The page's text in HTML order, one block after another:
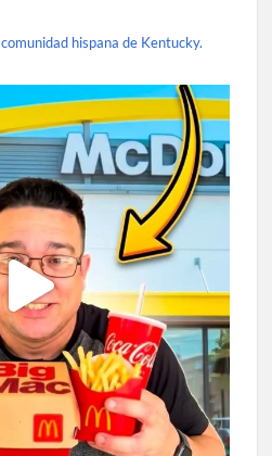
hispana de Kentucky.